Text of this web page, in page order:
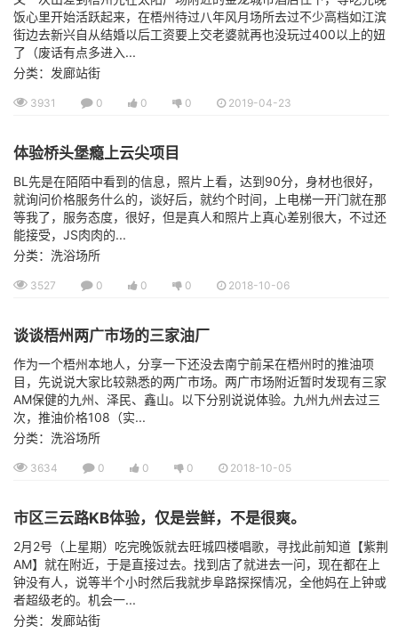
饭心里开始活跃起来，在梧州待过八年风月场所去过不少高档如江滨
街边去新兴自从结婚以后工资要上交老婆就再也没玩过400以上的妞
了（废话有点多进入...
分类：发廊站街
3931 0 0 0 2019-04-23
体验桥头堡瘾上云尖项目
BL先是在陌陌中看到的信息，照片上看，达到90分，身材也很好，
就询问价格服务什么的，谈好后，就约个时间，上电梯一开门就在那
等我了，服务态度，很好，但是真人和照片上真心差别很大，不过还
能接受，JS肉肉的...
分类：洗浴场所
3527 0 0 0 2018-10-06
谈谈梧州两广市场的三家油厂
作为一个梧州本地人，分享一下还没去南宁前呆在梧州时的推油项
目，先说说大家比较熟悉的两广市场。两广市场附近暂时发现有三家
AM保健的九州、泽民、鑫山。以下分别说说体验。九州九州去过三
次，推油价格108（实...
分类：洗浴场所
3634 0 0 0 2018-10-05
市区三云路KB体验，仅是尝鲜，不是很爽。
2月2号（上星期）吃完晚饭就去旺城四楼唱歌，寻找此前知道【紫荆
AM】就在附近，于是直接过去。找到店了就进去一问，现在都在上
钟没有人，说等半个小时然后我就步阜路探探情况，全他妈在上钟或
者超级老的。机会一...
分类：发廊站街